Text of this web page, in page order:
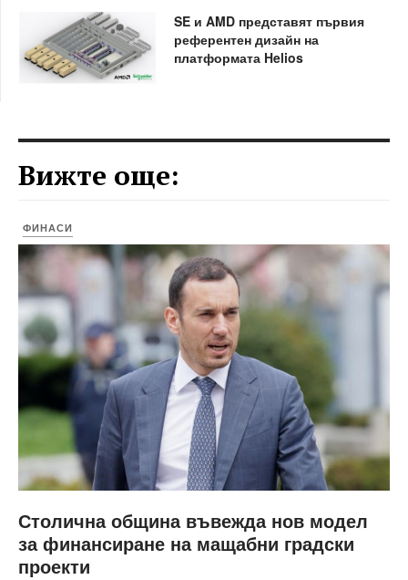
SE и AMD представят първия
референтен дизайн на
платформата Helios
Вижте още:
ФИНАСИ
Столична община въвежда нов модел
за финансиране на мащабни градски
проекти